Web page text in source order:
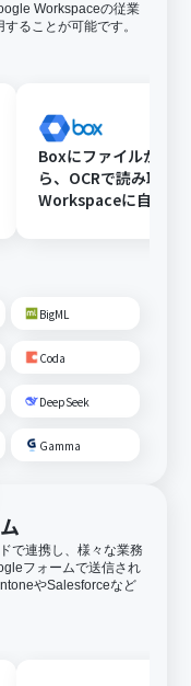
Workspaceの従業
ることが可能です。
Boxにファイルが格
ら、OCRで読み取り
Workspaceに自動で
BigML
Coda
DeepSeek
Gamma
で連携し、様々な業務
フォームで送信され
やSalesforceなど